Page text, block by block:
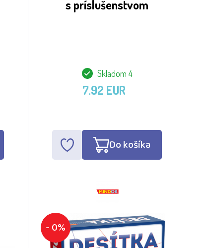
s príslušenstvom
Skladom 4
7.92 EUR
Do košíka
- 0%